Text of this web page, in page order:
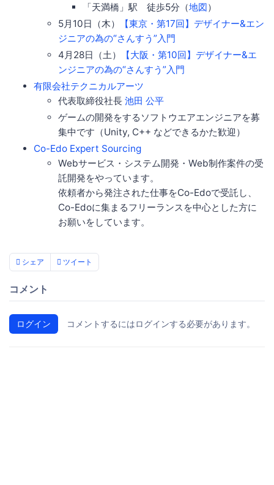
「天満橋」駅 徒歩5分（地図）
5月10日（木）
【東京・第17回】デザイナー&エン
ジニアの為の“さんすう”入門
4月28日（土）
【大阪・第10回】デザイナー&エ
ンジニアの為の“さんすう”入門
有限会社テクニカルアーツ
代表取締役社長 池田 公平
ゲームの開発をするソフトウエアエンジニアを募
集中です（Unity, C++ などできるかた歓迎）
Co-Edo Expert Sourcing
Webサービス・システム開発・Web制作案件の受
託開発をやっています。
依頼者から発注された仕事をCo-Edoで受託し、
Co-Edoに集まるフリーランスを中心とした方に
お願いをしています。
シェア ツイート
コメント
ログイン コメントするにはログインする必要があります。